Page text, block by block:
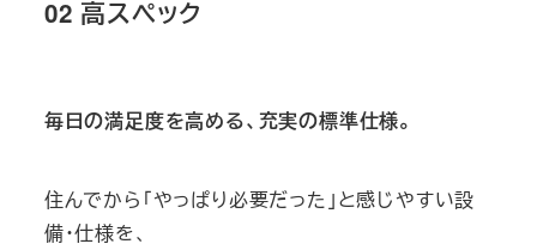
02 高スペック
毎日の満足度を高める、充実の標準仕様。
住んでから「やっぱり必要だった」と感じやすい設
備・仕様を、